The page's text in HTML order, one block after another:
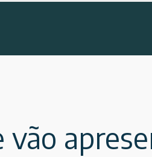
vão